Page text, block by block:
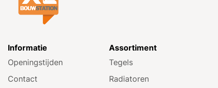
Informatie
Openingstijden
Contact
Assortiment
Tegels
Radiatoren